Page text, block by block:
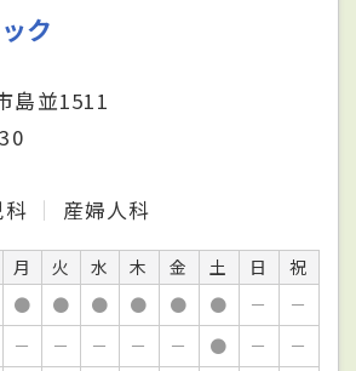
ク
島並1511
産婦人科
月 火 水 木 金 土 日
祝
● ● ● ● ● ● －
－
－ － － － － ● －
－